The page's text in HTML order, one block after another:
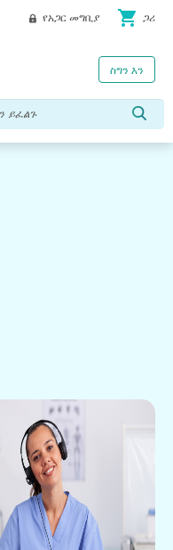
የአጋር መግቢያ shopping_cart ጋሪ
ስግን እን